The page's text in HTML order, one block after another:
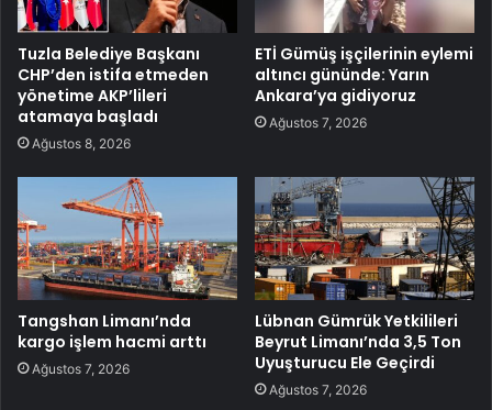
Tuzla Belediye Başkanı
CHP’den istifa etmeden
yönetime AKP’lileri
atamaya başladı
Ağustos 8, 2026
ETİ Gümüş işçilerinin eylemi
altıncı gününde: Yarın
Ankara’ya gidiyoruz
Ağustos 7, 2026
Tangshan Limanı’nda
kargo işlem hacmi arttı
Ağustos 7, 2026
Lübnan Gümrük Yetkilileri
Beyrut Limanı’nda 3,5 Ton
Uyuşturucu Ele Geçirdi
Ağustos 7, 2026